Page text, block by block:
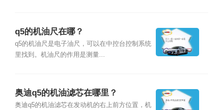
q5的机油尺在哪？
q5的机油尺是电子油尺，可以在中控台控制系统
里找到。机油尺的作用是测量...
奥迪q5的机油滤芯在哪里？
奥迪q5的机油滤芯在发动机的右上前方位置，机